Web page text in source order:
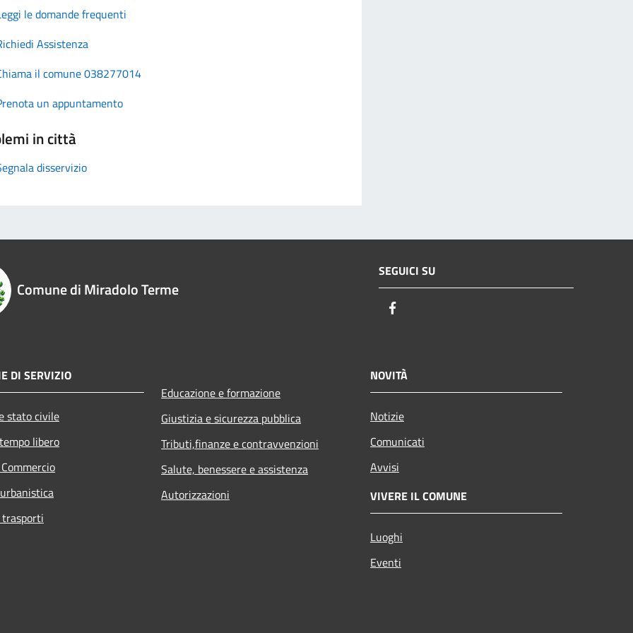
le domande frequenti
Assistenza
il comune 038277014
un appuntamento
in città
disservizio
Comune di Miradolo Terme
SEGUICI SU
DI SERVIZIO
stato civile
libero
Educazione e formazione
Giustizia e sicurezza pubblica
Tributi,finanze e contravvenzioni
Salute, benessere e assistenza
Autorizzazioni
NOVITÀ
Notizie
Comunicati
Avvisi
VIVERE IL COMUNE
Luoghi
Eventi